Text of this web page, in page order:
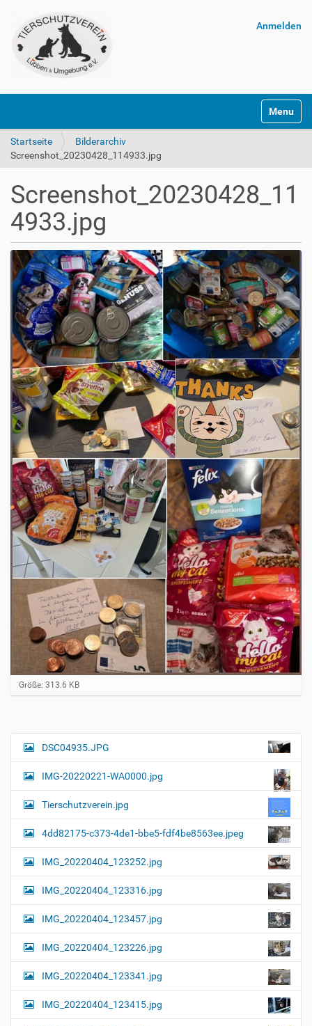
Anmelden
Startseite
Bilderarchiv
Screenshot_20230428_114933.jpg
Screenshot_20230428_11
4933.jpg
Z
e
e
i
l
r
e
…
Größe: 313.6 KB
N
a
i
g
a
t
i
o
n
DSC04935.JPG
IMG-20220221-WA0000.jpg
Tierschutzverein.jpg
4dd82175-c373-4de1-bbe5-fdf4be8563ee.jpeg
IMG_20220404_123252.jpg
IMG_20220404_123316.jpg
IMG_20220404_123457.jpg
IMG_20220404_123226.jpg
IMG_20220404_123341.jpg
IMG_20220404_123415.jpg